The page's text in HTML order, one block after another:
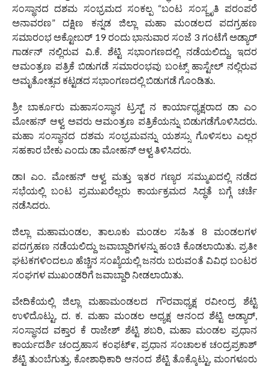
ಸಂಸ್ಥಾನದ ದಶಮ ಸಂಭ್ರಮದ ಸಂಕಲ್ಪ “ಬಂಟ ಸಂಸ್ಜೃತಿ ಪರಂಪರೆ
ಅನಾವರಣ” ದಕ್ಷಿಣ ಕನ್ನಡ ಜಿಲ್ಲಾ ಮಹಾ ಮಂಡಲದ ಪದಗ್ರಹಣ
ಸಮಾರಂಭ ಅಕ್ಟೋಬರ್ 19 ರಂದು ಭಾನುವಾರ ಸಂಜೆ 3 ಗಂಟೆಗೆ ಅಡ್ಯಾರ್
ಗಾರ್ಡನ್ ನಲ್ಲಿರುವ ವಿ.ಕೆ. ಶೆಟ್ಟಿ ಸಭಾಂಗಣದಲ್ಲಿ ನಡೆಯಲಿದ್ದು, ಇದರ
ಆಮಂತ್ರಣ ಪತ್ರಿಕೆ ಬಿಡುಗಡೆ ಸಮಾರಂಭವು ಬಂಟ್ಸ್ ಹಾಸ್ಟೇಲ್ ನಲ್ಲಿರುವ
ಅಮೃತೋತ್ಸವ ಕಟ್ಟಡದ ಸಭಾಂಗಣದಲ್ಲಿ ಬಿಡುಗಡೆ ಗೊಂಡಿತು.
ಶ್ರೀ ಬಾರ್ಕೂರು ಮಹಾಸಂಸ್ಥಾನ ಟ್ರಸ್ಟ್ ನ ಕಾರ್ಯಾಧ್ಯಕ್ಷರಾದ ಡಾ ಎಂ
ಮೋಹನ್ ಆಳ್ವ ಅವರು ಆಮಂತ್ರಣ ಪತ್ರಿಕೆಯನ್ನು ಬಿಡುಗಡೆಗೊಳಿಸಿದರು.
ಮಹಾ ಸಂಸ್ಥಾನದ ದಶಮ ಸಂಭ್ರಮವನ್ನು ಯಶಸ್ಸು ಗೊಳಿಸಲು ಎಲ್ಲರ
ಸಹಕಾರ ಬೇಕು ಎಂದು ಡಾ ಮೋಹನ್ ಆಳ್ವ ತಿಳಿಸಿದರು.
ಡಾl ಎಂ. ಮೋಹನ್ ಆಳ್ವ ಮತ್ತು ಇತರ ಗಣ್ಯರ ಸಮ್ಮುಖದಲ್ಲಿ ನಡೆದ
ಸಭೆಯಲ್ಲಿ ಬಂಟ ಪ್ರಮುಖರೆಲ್ಲರು ಕಾರ್ಯಕ್ರಮದ ಸಿದ್ಧತೆ ಬಗ್ಗೆ ಚರ್ಚೆ
ನಡೆಸಿದರು.
ಜಿಲ್ಲಾ ಮಹಾಮಂಡಲ, ತಾಲೂಕು ಮಂಡಲ ಸಹಿತ 8 ಮಂಡಲಗಳ
ಪದಗ್ರಹಣ ನಡೆಯಲಿದ್ದು ಜವಾಬ್ದಾರಿಗಳನ್ನು ಹಂಚಿ ಕೊಡಲಾಯಿತು. ಪ್ರತೀ
ಘಟಕಗಳಿಂದಲೂ ಹೆಚ್ಚಿನ ಸಂಖ್ಯೆಯಲ್ಲಿ ಜನರು ಬರುವಂತೆ ವಿವಿಧ ಬಂಟರ
ಸಂಘಗಳ‌ ಮುಖಂಡರಿಗೆ ಜವಾಬ್ದಾರಿ ನೀಡಲಾಯಿತು.
ವೇದಿಕೆಯಲ್ಲಿ ಜಿಲ್ಲಾ ಮಹಾಮಂಡಲದ ಗೌರವಾಧ್ಯಕ್ಷ ರವೀಂದ್ರ ಶೆಟ್ಟಿ
ಉಳಿದೊಟ್ಟು, ದ. ಕ. ಮಹಾ ಮಂಡಲ ಅಧ್ಯಕ್ಷ ಆನಂದ ಶೆಟ್ಟಿ ಅಡ್ಯಾರ್,
ಸಂಸ್ಥಾನದ ವಕ್ತಾರ ಕೆ ರಾಜೇಶ್ ಶೆಟ್ಟಿ ಶಬರಿ, ಮಹಾ ಮಂಡಲ ಪ್ರಧಾನ
ಕಾರ್ಯದರ್ಶಿ ಚಂದ್ರಹಾಸ ಕಂಫಟ್೯, ಪ್ರಧಾನ ಸಂಚಾಲಕ ಚಂದ್ರಪ್ರಕಾಶ್
ಶೆಟ್ಟಿ ತುಂಬೆಗುತ್ತು, ಕೋಶಾಧಿಕಾರಿ ಆನಂದ ಶೆಟ್ಟಿ ತೊಕ್ಕೊಟ್ಟು, ಮಂಗಳೂರು